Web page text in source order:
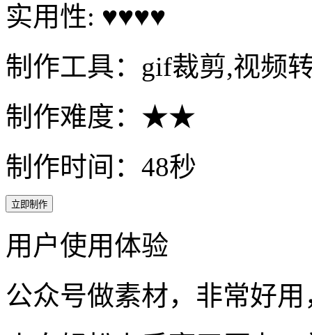
实用性: ♥♥♥♥
制作工具：gif裁剪,视频
制作难度：★★
制作时间：48秒
立即制作
用户使用体验
公众号做素材，非常好